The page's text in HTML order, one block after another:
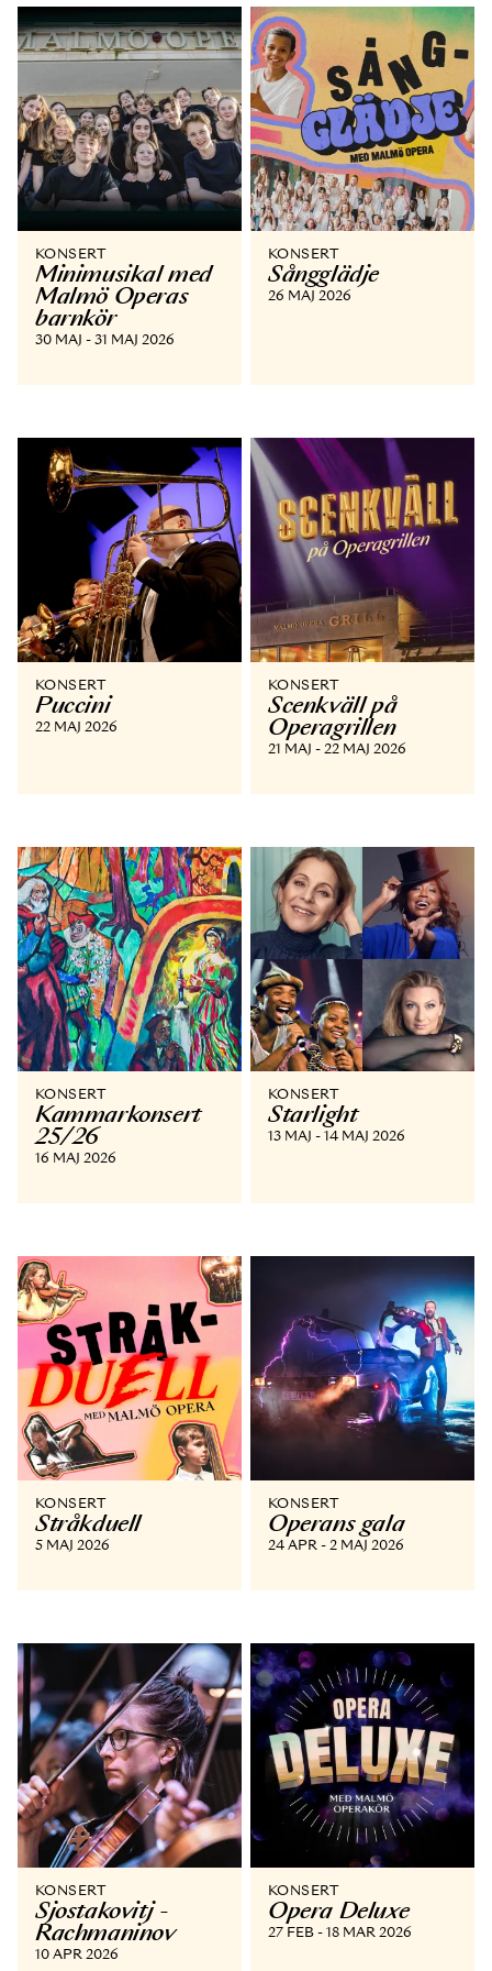
KONSERT
Minimusikal med
Malmö Operas
barnkör
30 MAJ - 31 MAJ 2026
KONSERT
Sångglädje
26 MAJ 2026
KONSERT
Puccini
22 MAJ 2026
KONSERT
Scenkväll på
Operagrillen
21 MAJ - 22 MAJ 2026
KONSERT
Kammar­konsert
25/26
16 MAJ 2026
KONSERT
Starlight
13 MAJ - 14 MAJ 2026
KONSERT
Stråkduell
5 MAJ 2026
KONSERT
Operans gala
24 APR - 2 MAJ 2026
KONSERT
Sjostakovitj -
Rachmaninov
10 APR 2026
KONSERT
Opera Deluxe
27 FEB - 18 MAR 2026